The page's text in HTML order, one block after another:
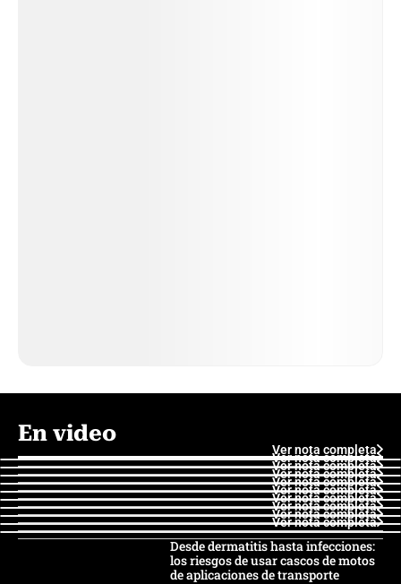
En video
Ver nota completa
Ver nota completa
Ver nota completa
Ver nota completa
Ver nota completa
Ver nota completa
Ver nota completa
Ver nota completa
Ver nota completa
Ver nota completa
Desde dermatitis hasta infecciones:
los riesgos de usar cascos de motos
de aplicaciones de transporte